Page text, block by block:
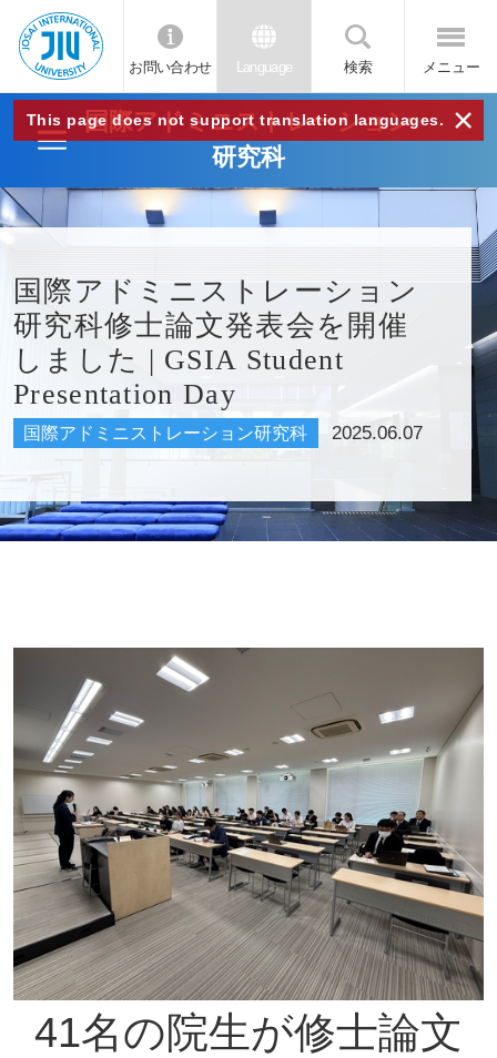
JIU
城西
国際
大学
お問い合わせ Language 検索 メニュー
This page does not support translation languages. ×
国際アドミニストレーション
研究科
国際アドミニストレーション
研究科修士論文発表会を開催
しました | GSIA Student
Presentation Day
国際アドミニストレーション研究科 2025.06.07
41名の院生が修士論文